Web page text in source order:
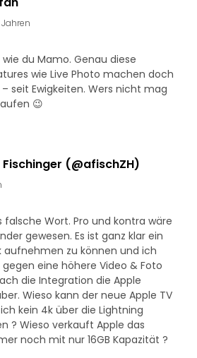
Jahren
du Mamo. Genau diese
wie Live Photo machen doch
seit Ewigkeiten. Wers nicht mag
😉
(@afischZH)
falsche Wort. Pro und kontra wäre
gewesen. Es ist ganz klar ein
aufnehmen zu können und ich
eine höhere Video & Foto
die Integration die Apple
Wieso kann der neue Apple TV
kein 4k über die Lightning
? Wieso verkauft Apple das
noch mit nur 16GB Kapazität ?